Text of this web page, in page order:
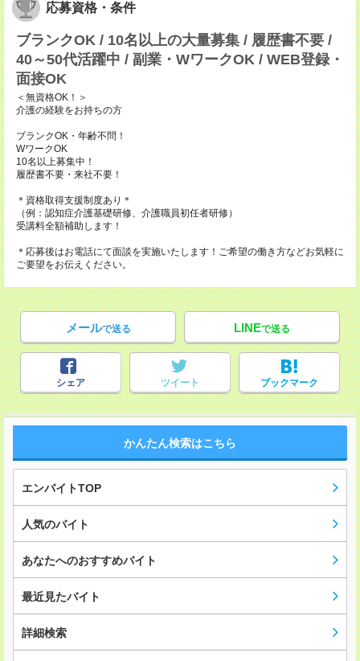
応募資格・条件
ブランクOK / 10名以上の大量募集 / 履歴書不要 /
40～50代活躍中 / 副業・WワークOK / WEB登録・
面接OK
＜無資格OK！＞
介護の経験をお持ちの方
ブランクOK・年齢不問！
WワークOK
10名以上募集中！
履歴書不要・来社不要！
＊資格取得支援制度あり＊
（例：認知症介護基礎研修、介護職員初任者研修）
受講料全額補助します！
＊応募後はお電話にて面談を実施いたします！ご希望の働き方などお気軽に
ご要望をお伝えください。
メールで送る LINEで送る
シェア ツイート ブックマーク
かんたん検索はこちら
エンバイトTOP
人気のバイト
あなたへのおすすめバイト
最近見たバイト
詳細検索